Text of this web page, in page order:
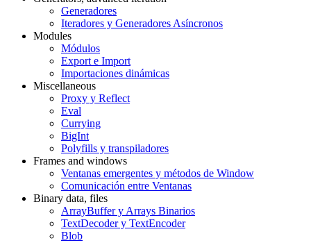
Generadores
Iteradores y Generadores Asíncronos
Modules
Módulos
Export e Import
Importaciones dinámicas
Miscellaneous
Proxy y Reflect
Eval
Currying
BigInt
Polyfills y transpiladores
Frames and windows
Ventanas emergentes y métodos de Window
Comunicación entre Ventanas
Binary data, files
ArrayBuffer y Arrays Binarios
TextDecoder y TextEncoder
Blob